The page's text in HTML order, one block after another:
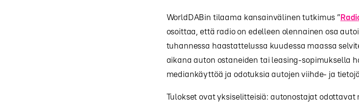
WorldDABin tilaama kansainvälinen tutkimus ”
osoittaa, että radio on edelleen olennainen osa
tuhannessa haastattelussa kuudessa maassa
aikana auton ostaneiden tai leasing-sopimuksella
mediankäyttöä ja odotuksia autojen viihde- ja
Tulokset ovat yksiselitteisiä: autonostajat